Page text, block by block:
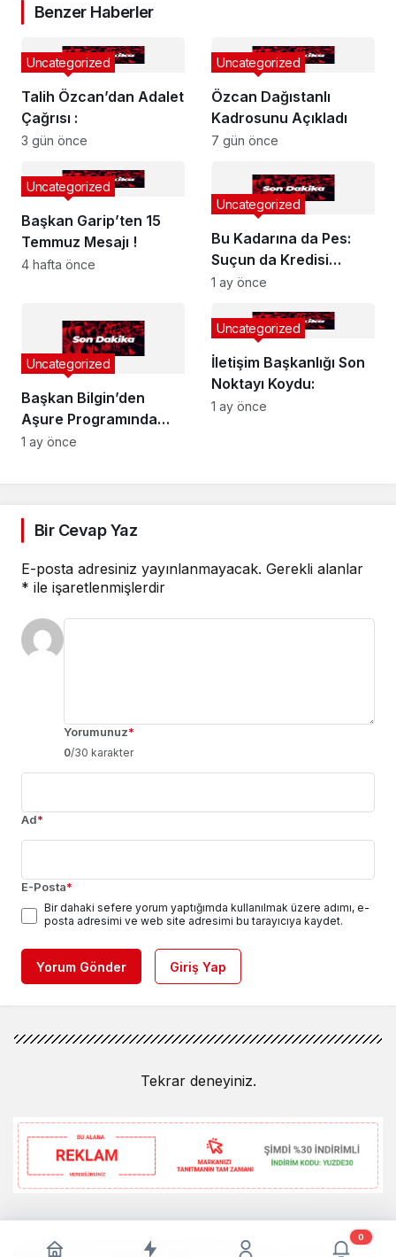
Benzer Haberler
Talih Özcan’dan Adalet
Çağrısı :
Uncategorized
3 gün önce
Özcan Dağıstanlı
Kadrosunu Açıkladı
Uncategorized
7 gün önce
Başkan Garip’ten 15
Temmuz Mesajı !
Uncategorized
4 hafta önce
Bu Kadarına da Pes:
Suçun da Kredisi
Varmış!
Uncategorized
1 ay önce
Başkan Bilgin’den
Aşure Programında
Birlik ve Beraberlik
Uncategorized
1 ay önce
İletişim Başkanlığı Son
Noktayı Koydu:
Uncategorized
1 ay önce
Bir Cevap Yaz
E-posta adresiniz yayınlanmayacak. Gerekli alanlar
* ile işaretlenmişlerdir
Yorumunuz*
0/30 karakter
Ad*
E-Posta*
Bir dahaki sefere yorum yaptığımda kullanılmak üzere adımı, e-
posta adresimi ve web site adresimi bu tarayıcıya kaydet.
Yorum Gönder Giriş Yap
Tekrar deneyiniz.
0